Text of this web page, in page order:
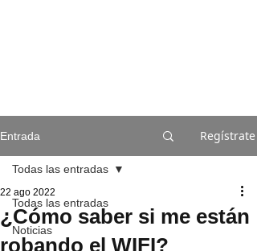
Entrada Regístrate
Todas las entradas
Noticias
Todas las entradas
¿Cómo saber si me están
robando el WIFI?
22 ago 2022